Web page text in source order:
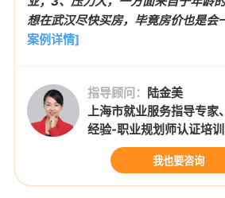
想在武汉尽快买房，毕竟房价也是会
案例详情]
指导顾问： 陆金美
上海市就业服务指导专
经验-职业规划师认证培
我也要咨询